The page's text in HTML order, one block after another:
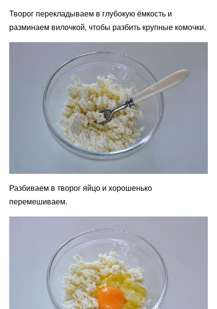
Творог перекладываем в глубокую ёмкость и
разминаем вилочкой, чтобы разбить крупные комочки.
Разбиваем в творог яйцо и хорошенько
перемешиваем.